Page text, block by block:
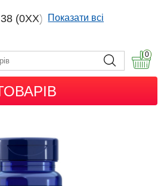
(0XX) XXXПоказати всі
0